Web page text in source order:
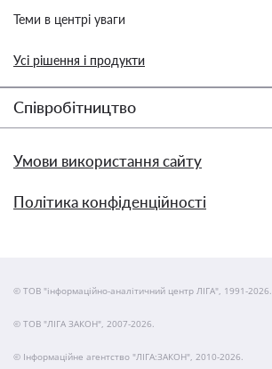
Теми в центрі уваги
Усі рішення і продукти
Співробітництво
Умови використання сайту
Політика конфіденційності
© ТОВ "інформаційно-аналітичний центр ЛІГА", 1991-2026.
© ТОВ "ЛІГА ЗАКОН", 2007-2026.
© Інформаційне агентство "ЛІГА:ЗАКОН", 2010-2026.